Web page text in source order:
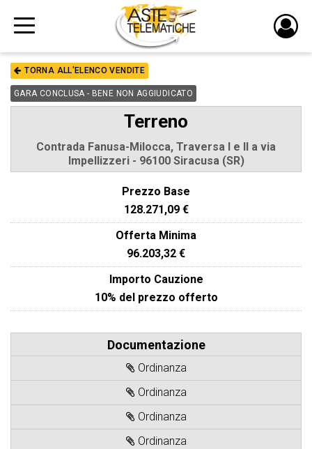
TORNA ALL'ELENCO VENDITE
GARA CONCLUSA - BENE NON AGGIUDICATO
Terreno
Contrada Fanusa-Milocca, Traversa I e II a via
Impellizzeri - 96100 Siracusa (SR)
Prezzo Base
128.271,09 €
Offerta Minima
96.203,32 €
Importo Cauzione
10% del prezzo offerto
Documentazione
Ordinanza
Ordinanza
Ordinanza
Ordinanza